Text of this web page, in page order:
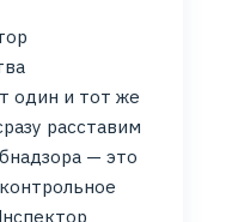
один и тот же
расставим
— это